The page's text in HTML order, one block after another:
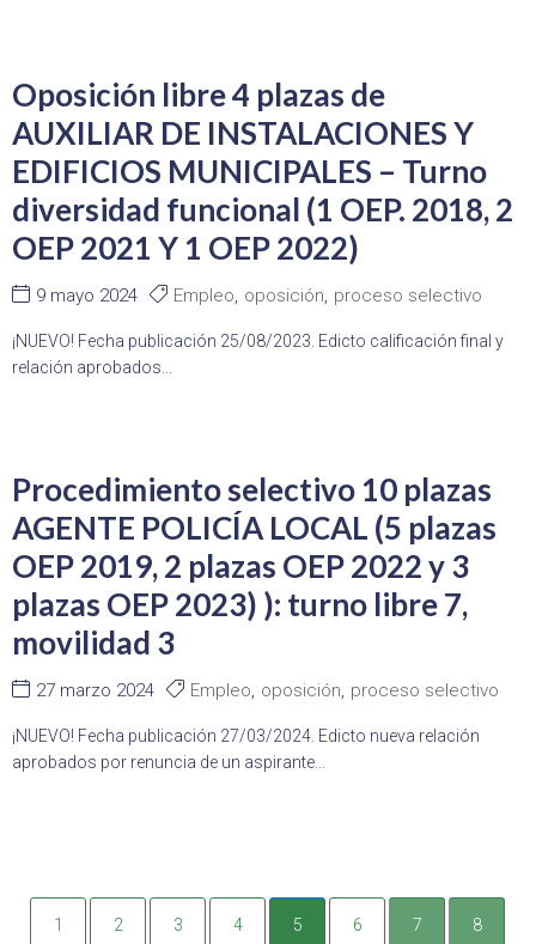
Oposición libre 4 plazas de
AUXILIAR DE INSTALACIONES Y
EDIFICIOS MUNICIPALES – Turno
diversidad funcional (1 OEP. 2018, 2
OEP 2021 Y 1 OEP 2022)
9 mayo 2024 Empleo oposición proceso selectivo
¡NUEVO! Fecha publicación 25/08/2023. Edicto calificación final y
relación aprobados...
Procedimiento selectivo 10 plazas
AGENTE POLICÍA LOCAL (5 plazas
OEP 2019, 2 plazas OEP 2022 y 3
plazas OEP 2023) ): turno libre 7,
movilidad 3
27 marzo 2024 Empleo oposición proceso selectivo
¡NUEVO! Fecha publicación 27/03/2024. Edicto nueva relación
aprobados por renuncia de un aspirante...
1 2 3 4 5 6 7 8